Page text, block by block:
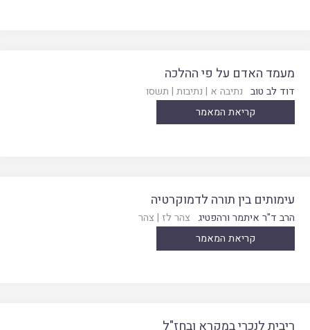
מעמד האדם על פי ההלכה
דוד לב טוב נתיבה א | נתיבות | תשסו
קריאת המאמר
עימותים בין תורה לדמוקרטיה
הרב ד"ר איתמר ורהפטיג צהר לז | צהר
קריאת המאמר
ריבית לנכרי במקרא ובחז"ל